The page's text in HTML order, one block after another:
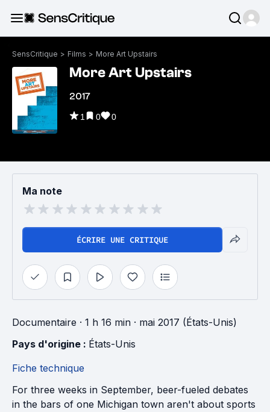
SensCritique > Films > More Art Upstairs
More Art Upstairs
2017
1 0 0
Ma note
ÉCRIRE UNE CRITIQUE
Documentaire · 1 h 16 min · mai 2017 (États-Unis)
Pays d'origine : États-Unis
Fiche technique
For three weeks in September, beer-fueled debates
in the bars of one Michigan town aren't about sports